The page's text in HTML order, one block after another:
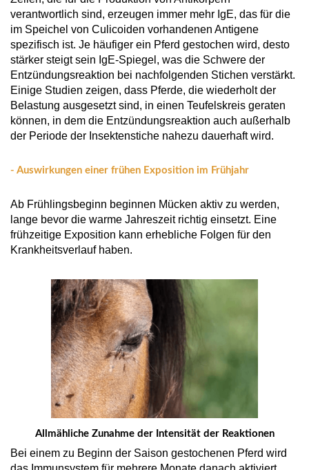
verantwortlich sind, erzeugen immer mehr IgE, das für die
im Speichel von Culicoiden vorhandenen Antigene
spezifisch ist. Je häufiger ein Pferd gestochen wird, desto
stärker steigt sein IgE-Spiegel, was die Schwere der
Entzündungsreaktion bei nachfolgenden Stichen verstärkt.
Einige Studien zeigen, dass Pferde, die wiederholt der
Belastung ausgesetzt sind, in einen Teufelskreis geraten
können, in dem die Entzündungsreaktion auch außerhalb
der Periode der Insektenstiche nahezu dauerhaft wird.
- Auswirkungen einer frühen Exposition im Frühjahr
Ab Frühlingsbeginn beginnen Mücken aktiv zu werden,
lange bevor die warme Jahreszeit richtig einsetzt. Eine
frühzeitige Exposition kann erhebliche Folgen für den
Krankheitsverlauf haben.
Allmähliche Zunahme der Intensität der Reaktionen
Bei einem zu Beginn der Saison gestochenen Pferd wird